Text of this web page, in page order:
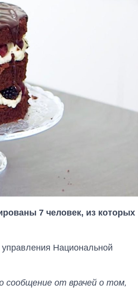
7 человек, из которых
Национальной
сообщение от врачей о том,